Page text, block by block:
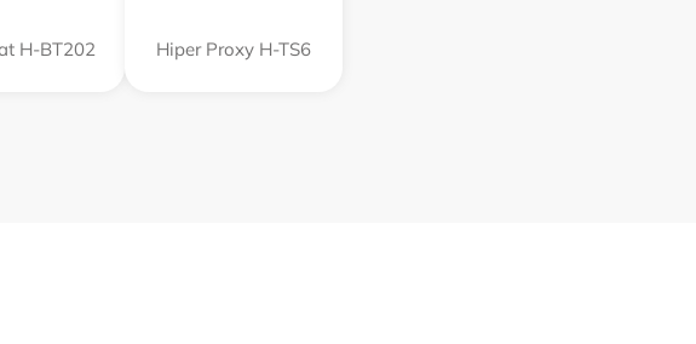
H-BT202 Hiper Proxy H-TS6